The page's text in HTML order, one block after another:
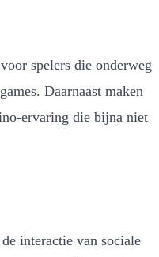
spelers die onderweg
Daarnaast maken
ervaring die bijna niet
interactie van sociale